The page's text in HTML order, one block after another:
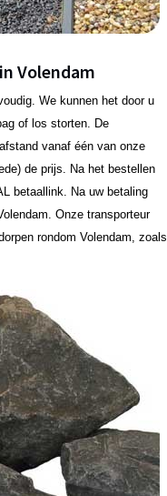
Volendam
We kunnen het door u
of los storten. De
vanaf één van onze
de prijs. Na het bestellen
betaallink. Na uw betaling
Onze transporteur
rondom Volendam, zoals